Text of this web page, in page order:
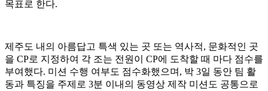
목표로 한다.
제주도 내의 아름답고 특색 있는 곳 또는 역사적, 문화적인 곳
을 CP로 지정하여 각 조는 전원이 CP에 도착할 때 마다 점수를
부여했다. 미션 수행 여부도 점수화했으며, 박 3일 동안 팀 활
동과 특징을 주제로 3분 이내의 동영상 제작 미션도 공통으로